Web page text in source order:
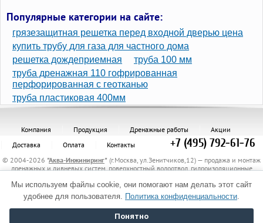
Популярные категории на сайте:
грязезащитная решетка перед входной дверью цена
купить трубу для газа для частного дома
решетка дождеприемная
труба 100 мм
труба дренажная 110 гофрированная
перфорированная с геотканью
труба пластиковая 400мм
Компания Продукция Дренажные работы
Акции
Доставка
Оплата Контакты +7 (495) 792-61-76
© 2004-2026 "Аква-Инжиниринг" (г.Москва, ул.Зенитчиков,12) — продажа и монтаж
дренажных и ливневых систем, поверхностный водоотвод, гидроизоляционные
для укрепления грунта, электрообогрев трубопроводов.
Политика обработки персональных данных
Мы используем файлы cookie, они помогают нам делать этот сайт
удобнее для пользователя. Политика конфиденциальности.
Понятно